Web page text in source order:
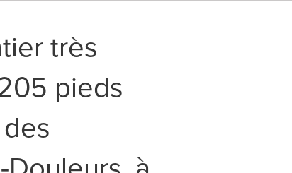
très
pieds